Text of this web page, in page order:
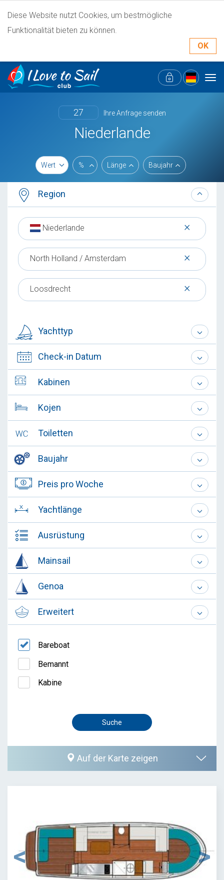
Diese Website nutzt Cookies, um bestmögliche
Funktionalität bieten zu können.
OK
27 Ihre Anfrage senden
Niederlande
Wert % Länge Baujahr
Region
×
Niederlande
×
North Holland / Amsterdam
×
Loosdrecht
Yachttyp
Check-in Datum
Kabinen
Kojen
Toiletten
Baujahr
Preis pro Woche
Yachtlänge
Ausrüstung
Mainsail
Genoa
Erweitert
Bareboat
Bemannt
Kabine
Auf der Karte zeigen